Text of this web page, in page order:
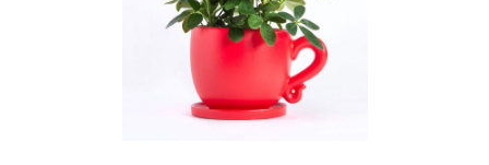
MUA HÀNG /
DETAILS